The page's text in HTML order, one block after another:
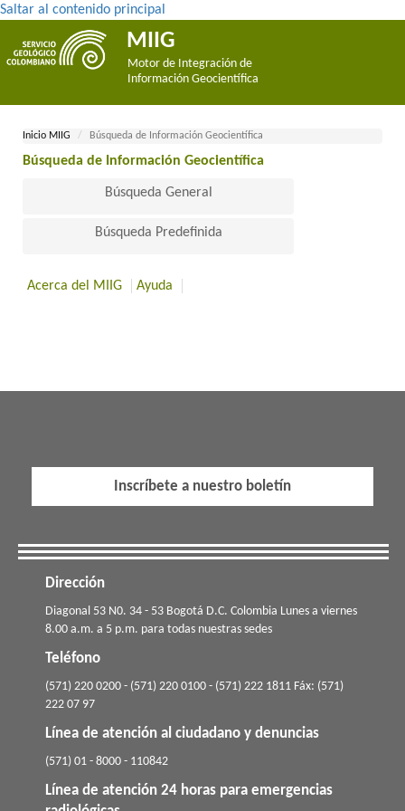
Saltar al contenido principal
MIIG
Motor de Integración de
Información Geocientífica
Inicio MII​​​G Búsqueda de Información Geocientífica
Búsqueda de Información Geocientífica​
Búsqueda General
Búsqueda Predefinida
Acerca del MIIG Ayuda
Inscríbete a nuestro boletín
Dirección
​​​Diagonal 53 N0. 34 - 53 Bogotá D.C. Colombia Lunes a viernes
8.00 a.m. a 5 p.m. para todas nuestras sedes
Teléfono
(571) 220 0200 - (571) 220 0100 - (571) 222 1811 Fáx: (571)
222 07 97
Línea de atención al ciudadano y denuncias
(571) 01 - 8000 - 110842
Línea de atención 24 horas para emergencias